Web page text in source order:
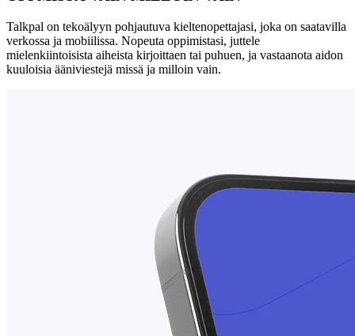
Talkpal on tekoälyyn pohjautuva kieltenopettajasi, joka on saatavilla
verkossa ja mobiilissa. Nopeuta oppimistasi, juttele
mielenkiintoisista aiheista kirjoittaen tai puhuen, ja vastaanota aidon
kuuloisia ääniviestejä missä ja milloin vain.